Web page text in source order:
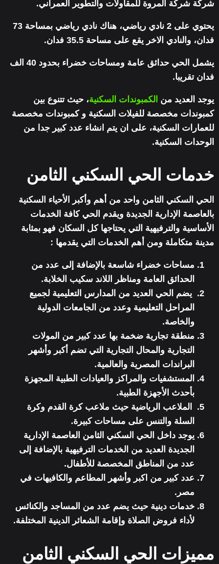
شركة شركة المروة للمقاولات والتطوير العمراني.
يحتوي على 2 نادي رياضي، هناك نادي رياضي بمساحة 73
فدان، والنادي الاخر يقع على مساحة 35.5 فدان.
يشمل الحي حدائق عامة ومساحات خضراء بحدود 40 الف
فدان تقريبا.
يوجد العديد من الكمبوندات السكنية، حيث تتنوع بين
كمبوندات مخصصة للفيلات السكنية و كمبوندات مخصصة
للعمارات السكنية، على ان يتم انشاء عدد كبير جدا من
الوحدات السكنية.
خدمات الحي السكني الثامن
الحي السكني الثامن واحد من أهم وأكبر الأحياء السكنية
بالعاصمة الإدارية الجديدة ويقدم الحي كافة الخدمات
الأساسية والترفيهية التي يحتاجها كل السكان فهو بمثابة
مدينة متكاملة ومن أهم الخدمات التي يقدمها :
مساحات خضراء شاسعة بالإضافة إلى عدد من
الحدائق العامة ومناظر اللاند سكيب الخلابة.
يضم الحي العديد من المدارس التعليمية لجميع
المراحل التعليمية وعدد من الجامعات الدولية
والخاصة.
منطقة تجارية ضخمة بها عدد كبير من المولات
التجارية والمحال التجارية التي تضم أكبر وأشهر
البراندات المصرية والعالمية.
المستشفيات والمراكز والعيادات الطبية المجهزة
بأحدث الأجهزة الطبية.
الملاعب الرياضية حيث ملاعب كرة القدم وكرة
السلة والتنس على مساحات كبيرة.
يوجد داخل الحي السكني الثامن العاصمة الإدارية
الجديدة العديد من الخدمات الترفيهية بالإضافة إلى
عدد من المناطق المخصصة للأطفال.
عدد كبير من اكبر وأشهر المطاعم والكافيهات في
مصر.
خدمات دينية حيث يضم عدد من المساجد والكنائس
لأداء فروض الصلاة وإقامة الشعائر الدينية المختلفة.
مميزات الحي السكني الثامن